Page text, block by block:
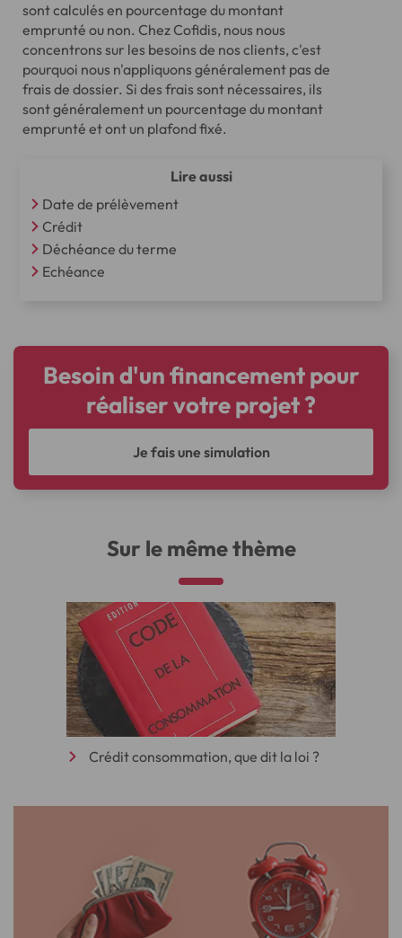
sont calculés en pourcentage du montant
emprunté ou non. Chez Cofidis, nous nous
concentrons sur les besoins de nos clients, c'est
pourquoi nous n'appliquons généralement pas de
frais de dossier. Si des frais sont nécessaires, ils
sont généralement un pourcentage du montant
emprunté et ont un plafond fixé.
Lire aussi
Date de prélèvement
Crédit
Déchéance du terme
Echéance
Besoin d'un financement pour
réaliser votre projet ?
Je fais une simulation
Sur le même thème
Crédit consommation, que dit la loi ?